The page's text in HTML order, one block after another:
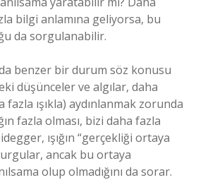
bilgi anlamına geliyorsa, bu
da sorgulanabilir.
benzer bir durum söz konusu
düşünceler ve algılar, daha
ışıkla) aydınlanmak zorunda
fazla olması, bizi daha fazla
ışığın “gerçekliği ortaya
ancak bu ortaya
olup olmadığını da sorar.